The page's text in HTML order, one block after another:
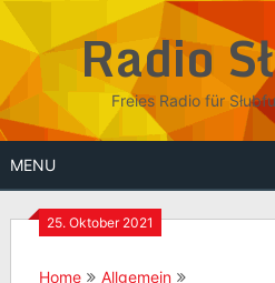
Skip
to
content
Radio
Freies Radio für
MENU
25. Oktober 2021
Home
Allgemein